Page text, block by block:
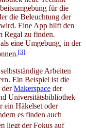
für die
die Beleuchtung der
wird. Eine App hilft den
Regal zu finden.
eine Umgebung, in der
[3]
Arbeiten
Ein Beispiel ist die
derMakerspace der
Universitätsbibliothek
ein Häkelset oder
es finden auch
liegt der Fokus auf